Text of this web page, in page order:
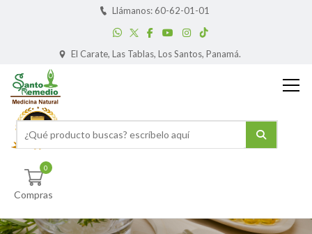
Llámanos: 60-62-01-01
El Carate, Las Tablas, Los Santos, Panamá.
0
Compras